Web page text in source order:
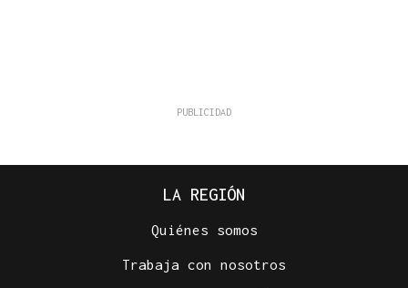
LA REGIÓN
Quiénes somos
Trabaja con nosotros